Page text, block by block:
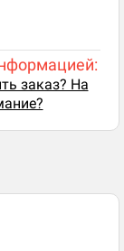
заказ? На